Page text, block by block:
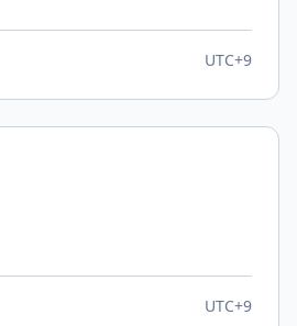
UTC+9
UTC+9